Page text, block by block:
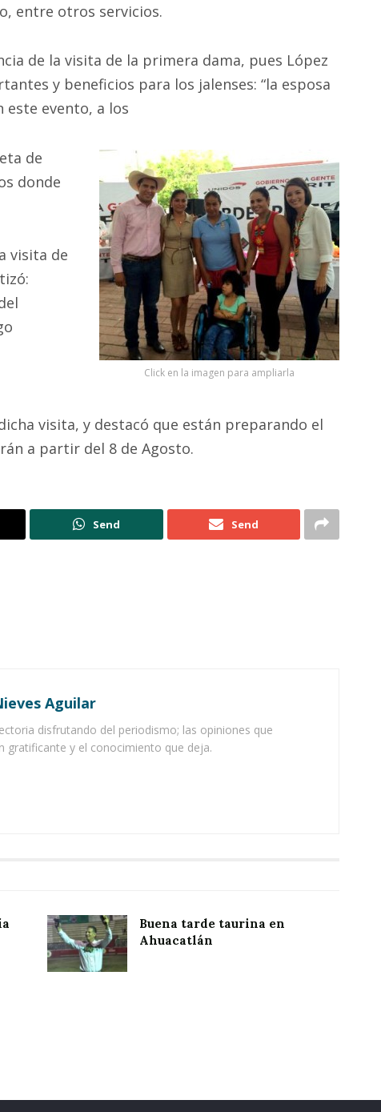
entre otros servicios.
de la visita de la primera dama, pues López
y beneficios para los jalenses: “la esposa
evento, a los
Click en la imagen para ampliarla
de
donde
visita de
visita, y destacó que están preparando el
a partir del 8 de Agosto.
Send Send
Aguilar
disfrutando del periodismo; las opiniones que
gratificante y el conocimiento que deja.
Buena tarde taurina en
Ahuacatlán